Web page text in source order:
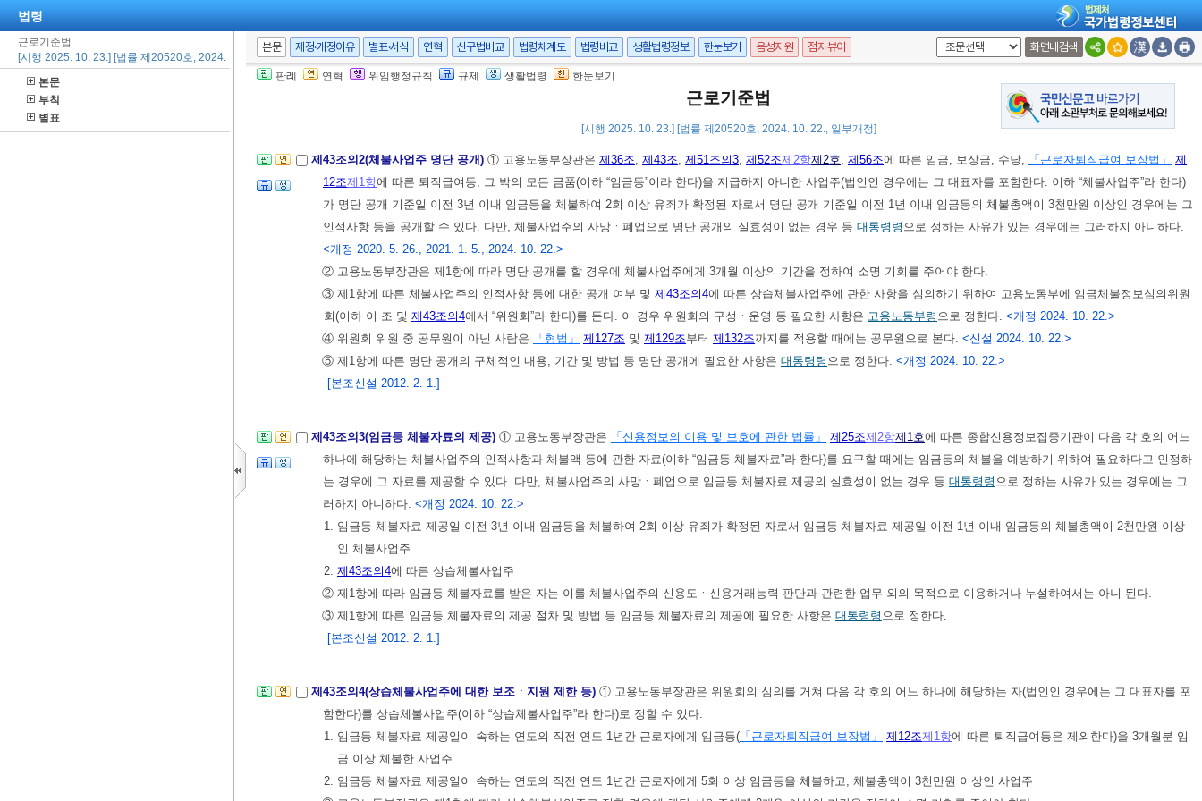
법령
근로기준법
[시행 2025. 10. 23.] [법률 제20520호, 2024. 10. 22., 일부개정]
본문
부칙
별표
본문 제정·개정이유 별표·서식 연혁 신구법비교 법령체계도 법령비교 생활법령정보 한눈보기 음성지원 점자뷰어 화면내검색
판례 연혁 위임행정규칙 규제 생활법령 한눈보기
근로기준법
[시행 2025. 10. 23.] [법률 제20520호, 2024. 10. 22., 일부개정]
제43조(임금 지급)① 임금은 통화(通貨)로 직접 근로자에게 그 전액을 지급하여야 한다. 다만, 법령 또는 단체협약에 특별한 규정이 있는 경우에는 임금의 일부를 공제하거
나 통화 이외의 것으로 지급할 수 있다.
② 임금은 매월 1회 이상 일정한 날짜를 정하여 지급하여야 한다. 다만, 임시로 지급하는 임금, 수당, 그 밖에 이에 준하는 것 또는
대통령령으로 정하는 임금에 대하여는
제43조의2(체불사업주 명단 공개) ① 고용노동부장관은 제36조 제43조 제51조의3 제52조제2항제2호 제56조에 따른 임금, 보상금, 수당, 「근로자퇴직급여 보장법」
제
12조제1항에 따른 퇴직급여등, 그 밖의 모든 금품(이하 “임금등”이라 한다)을 지급하지 아니한 사업주(법인인 경우에는 그 대표자를 포함한다. 이하 “체불사업주”라 한다)
가 명단 공개 기준일 이전 3년 이내 임금등을 체불하여 2회 이상 유죄가 확정된 자로서 명단 공개 기준일 이전 1년 이내 임금등의 체불총액이 3천만원 이상인 경우에는 그
인적사항 등을 공개할 수 있다. 다만, 체불사업주의 사망ㆍ폐업으로 명단 공개의 실효성이 없는 경우 등 대통령령 으로 정하는 사유가 있는 경우에는 그러하지 아니하다.
<개정 2020. 5. 26., 2021. 1. 5., 2024. 10. 22.>
② 고용노동부장관은 제1항에 따라 명단 공개를 할 경우에 체불사업주에게 3개월 이상의 기간을 정하여 소명 기회를 주어야 한다.
③ 제1항에 따른 체불사업주의 인적사항 등에 대한 공개 여부 및 제43조의4에 따른 상습체불사업주에 관한 사항을 심의하기 위하여 고용노동부에 임금체불정보심의위원
회(이하 이 조 및 제43조의4에서 “위원회”라 한다)를 둔다. 이 경우 위원회의 구성ㆍ운영 등 필요한 사항은 고용노동부령 으로 정한다. <개정 2024. 10. 22.>
④ 위원회 위원 중 공무원이 아닌 사람은
「형법」 제127조 및 제129조부터 제132조까지를 적용할 때에는 공무원으로 본다. <신설 2024. 10. 22.>
⑤ 제1항에 따른 명단 공개의 구체적인 내용, 기간 및 방법 등 명단 공개에 필요한 사항은 대통령령 으로 정한다. <개정 2024. 10. 22.>
[본조신설 2012. 2. 1.]
제43조의3(임금등 체불자료의 제공) ① 고용노동부장관은 「신용정보의 이용 및 보호에 관한 법률」 제25조제2항제1호에 따른 종합신용정보집중기관이 다음 각 호의 어느
하나에 해당하는 체불사업주의 인적사항과 체불액 등에 관한 자료(이하 “임금등 체불자료”라 한다)를 요구할 때에는 임금등의 체불을 예방하기 위하여 필요하다고 인정하
는 경우에 그 자료를 제공할 수 있다. 다만, 체불사업주의 사망ㆍ폐업으로 임금등 체불자료 제공의 실효성이 없는 경우 등 대통령령 으로 정하는 사유가 있는 경우에는 그
러하지 아니하다. <개정 2024. 10. 22.>
1. 임금등 체불자료 제공일 이전 3년 이내 임금등을 체불하여 2회 이상 유죄가 확정된 자로서 임금등 체불자료 제공일 이전 1년 이내 임금등의 체불총액이 2천만원 이상
인 체불사업주
2. 제43조의4에 따른 상습체불사업주
② 제1항에 따라 임금등 체불자료를 받은 자는 이를 체불사업주의 신용도ㆍ신용거래능력 판단과 관련한 업무 외의 목적으로 이용하거나 누설하여서는 아니 된다.
③ 제1항에 따른 임금등 체불자료의 제공 절차 및 방법 등 임금등 체불자료의 제공에 필요한 사항은 대통령령 으로 정한다.
[본조신설 2012. 2. 1.]
제43조의4(상습체불사업주에 대한 보조ㆍ지원 제한 등) ① 고용노동부장관은 위원회의 심의를 거쳐 다음 각 호의 어느 하나에 해당하는 자(법인인 경우에는 그 대표자를 포
함한다)를 상습체불사업주(이하 “상습체불사업주”라 한다)로 정할 수 있다.
1. 임금등 체불자료 제공일이 속하는 연도의 직전 연도 1년간 근로자에게 임금등( 「근로자퇴직급여 보장법」 제12조제1항에 따른 퇴직급여등은 제외한다)을 3개월분 임
금 이상 체불한 사업주
2. 임금등 체불자료 제공일이 속하는 연도의 직전 연도 1년간 근로자에게 5회 이상 임금등을 체불하고, 체불총액이 3천만원 이상인 사업주